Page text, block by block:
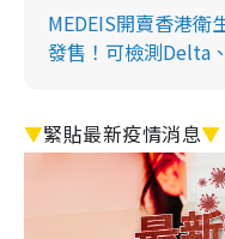
MEDEIS開賣香港衛
發售！可檢測Delta
▼緊貼最新疫情消息▼